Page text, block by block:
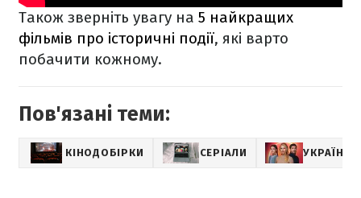
Також зверніть увагу на 5 найкращих
фільмів про історичні події, які варто
побачити кожному.
Пов'язані теми:
КІНОДОБІРКИ СЕРІАЛИ